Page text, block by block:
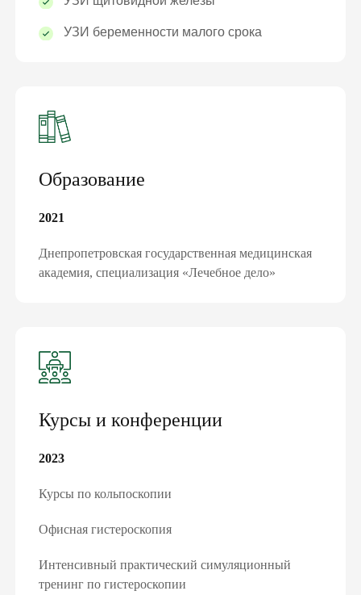
УЗИ беременности малого срока
Образование
2021
Днепропетровская государственная медицинская
академия, специализация «Лечебное дело»
Курсы и конференции
2023
Курсы по кольпоскопии
Офисная гистероскопия
Интенсивный практический симуляционный
тренинг по гистероскопии
ПОДПИШИ ДЕКЛАРАЦИЮ С
СЕМЕЙНЫМ ДОКТОРОМ И ПОЛУЧИ
терапевта
базовые анализы
справки и больничные
«доступное лекарство»
вакцинацию и др.